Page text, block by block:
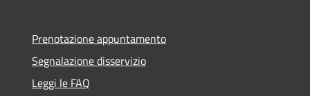
Prenotazione appuntamento
Segnalazione disservizio
Leggi le FAQ